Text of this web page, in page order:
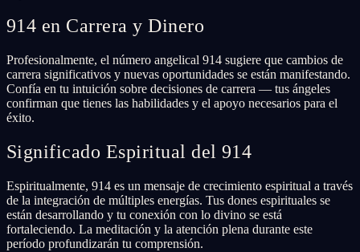
914 en Carrera y Dinero
Profesionalmente, el número angelical 914 sugiere que cambios de
carrera significativos y nuevas oportunidades se están manifestando.
Confía en tu intuición sobre decisiones de carrera — tus ángeles
confirman que tienes las habilidades y el apoyo necesarios para el
éxito.
Significado Espiritual del 914
Espiritualmente, 914 es un mensaje de crecimiento espiritual a través
de la integración de múltiples energías. Tus dones espirituales se
están desarrollando y tu conexión con lo divino se está
fortaleciendo. La meditación y la atención plena durante este
período profundizarán tu comprensión.